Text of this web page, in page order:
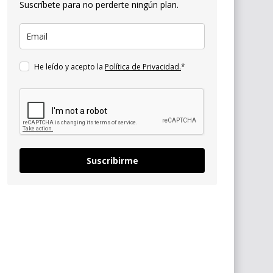
Suscríbete para no perderte ningún plan.
He leído y acepto la Política de Privacidad.*
Suscribirme